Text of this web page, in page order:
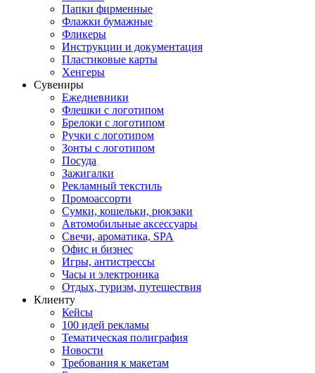
Папки фирменные
Флажки бумажные
Фликеры
Инструкции и документация
Пластиковые карты
Хенгеры
Сувениры
Ежедневники
Флешки с логотипом
Брелоки с логотипом
Ручки с логотипом
Зонты с логотипом
Посуда
Зажигалки
Рекламный текстиль
Промоассорти
Сумки, кошельки, рюкзаки
Автомобильные аксессуары
Свечи, ароматика, SPA
Офис и бизнес
Игры, антистрессы
Часы и электроника
Отдых, туризм, путешествия
Клиенту
Кейсы
100 идей рекламы
Тематическая полиграфия
Новости
Требования к макетам